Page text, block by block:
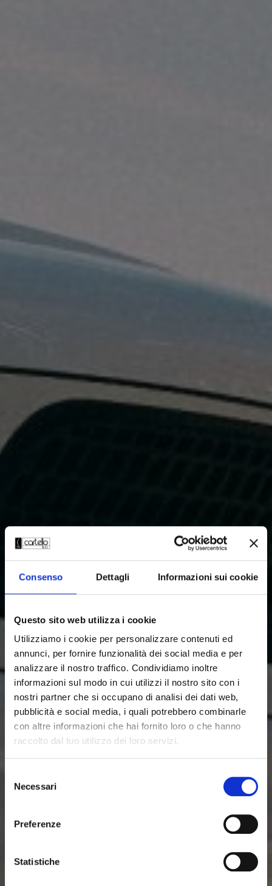
Consenso Dettagli Informazioni sui cookie
Questo sito web utilizza i cookie
Utilizziamo i cookie per personalizzare contenuti ed
annunci, per fornire funzionalità dei social media e per
analizzare il nostro traffico. Condividiamo inoltre
informazioni sul modo in cui utilizzi il nostro sito con i
nostri partner che si occupano di analisi dei dati web,
pubblicità e social media, i quali potrebbero combinarle
con altre informazioni che hai fornito loro o che hanno
raccolto dal tuo utilizzo dei loro servizi.
delNecessari
Preferenze
Statistiche
EXPERIENCE AND
TECHNOLOGY
Shaping the future of the marine industry with
cutting-edge engineering, hands-on experience,